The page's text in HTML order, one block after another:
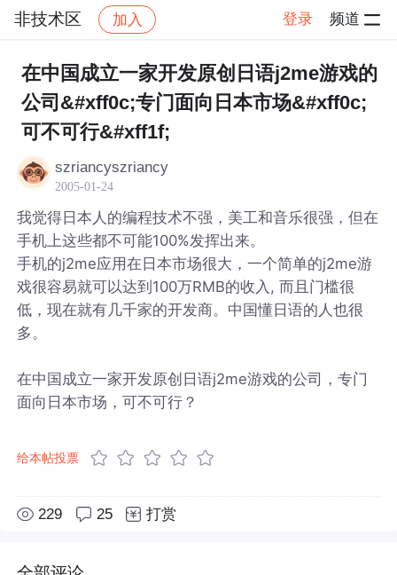
非技术区 加入 登录 频道
社区 非技术区 帖子详情
在中国成立一家开发原创日语j2me游戏的
公司&#xff0c;专门面向日本市场&#xff0c;
可不可行&#xff1f;
szriancyszriancy
2005-01-24
我觉得日本人的编程技术不强，美工和音乐很强，但在
手机上这些都不可能100%发挥出来。
手机的j2me应用在日本市场很大，一个简单的j2me游
戏很容易就可以达到100万RMB的收入, 而且门槛很
低，现在就有几千家的开发商。中国懂日语的人也很
多。
在中国成立一家开发原创日语j2me游戏的公司，专门
面向日本市场，可不可行？
给本帖投票
229 25 打赏